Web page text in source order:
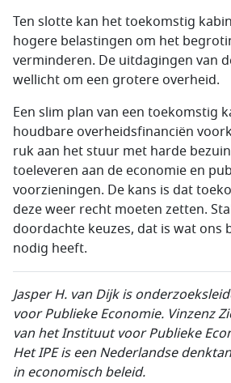
Ten slotte kan het toekomstig
hogere belastingen om het
verminderen. De uitdagingen van
wellicht om een grotere overheid.
Een slim plan van een toekomstig
houdbare overheidsfinanciën
ruk aan het stuur met harde
toeleveren aan de economie en
voorzieningen. De kans is dat
deze weer recht moeten zetten.
doordachte keuzes, dat is wat ons
nodig heeft.
Jasper H. van Dijk is
voor Publieke Economie. Vinzenz
van het Instituut voor Publieke
Het IPE is een Nederlandse
in economisch beleid.